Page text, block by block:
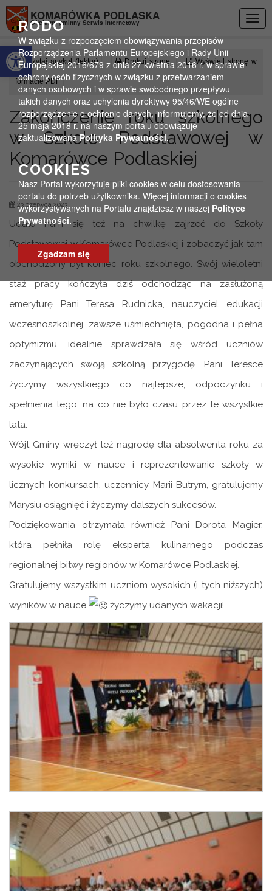
Otwórz pasek narzędzi
KOMARÓWKA PODLASKA
Oficjalny gminny Serwis Internetowy
Czytaj artykuł (lektor) Drukuj stronę Wyświetl stronę w
formacie PDF
Zakończenie roku szkolnego
w Szkole Podstawowej w
Komarówce Podlaskiej
23 czerwca 2023
Udało nam się też na chwilkę zajrzeć do Szkoły
Podstawowej w Komarówce Podlaskiej i zobaczyć jak tam
obchodzony był koniec roku szkolnego. Swój wieloletni
staż pracy kończyła dziś odchodząc na zasłużoną
emeryturę Pani Teresa Rudnicka, nauczyciel edukacji
wczesnoszkolnej, zawsze uśmiechnięta, pogodna i pełna
optymizmu, idealnie sprawdzała się wśród uczniów
zaczynających swoją szkolną przygodę. Pani Teresce
życzymy wszystkiego co najlepsze, odpoczynku i
spełnienia tego, na co nie było czasu przez te wszystkie
lata.
Wójt Gminy wręczył też nagrodę dla absolwenta roku za
wysokie wyniki w nauce i reprezentowanie szkoły w
licznych konkursach, uczennicy Marii Butrym, gratulujemy
Marysiu osiągnięć i życzymy dalszych sukcesów.
Podziękowania otrzymała również Pani Dorota Magier,
która pełniła rolę eksperta kulinarnego podczas
regionalnej bitwy regionów w Komarówce Podlaskiej.
Gratulujemy wszystkim uczniom wysokich (i tych niższych)
wyników w nauce
życzymy udanych wakacji!
RODO
W związku z rozpoczęciem obowiązywania przepisów
Rozporządzenia Parlamentu Europejskiego i Rady Unii
Europejskiej 2016/679 z dnia 27 kwietnia 2016 r. w sprawie
ochrony osób fizycznych w związku z przetwarzaniem
danych osobowych i w sprawie swobodnego przepływu
takich danych oraz uchylenia dyrektywy 95/46/WE ogólne
rozporządzenie o ochronie danych, informujemy, że od dnia
25 maja 2018 r. na naszym portalu obowiązuje
zaktualizowanaPolityka Prywatności.
COOKIES
Nasz Portal wykorzytuje pliki cookies w celu dostosowania
portalu do potrzeb użytkownika. Więcej informacji o cookies
wykorzystywanych na Portalu znajdziesz w naszej Polityce
Prywatności.
Zgadzam się